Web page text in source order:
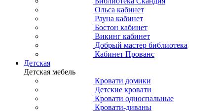
Ольса кабинет
Рауна кабинет
Бостон кабинет
Викинг кабинет
Добрый мастер библиотека
Кабинет Прованс
Детская
Детская мебель
Кровати домики
Детские кровати
Кровати односпальные
Кровати-диваны